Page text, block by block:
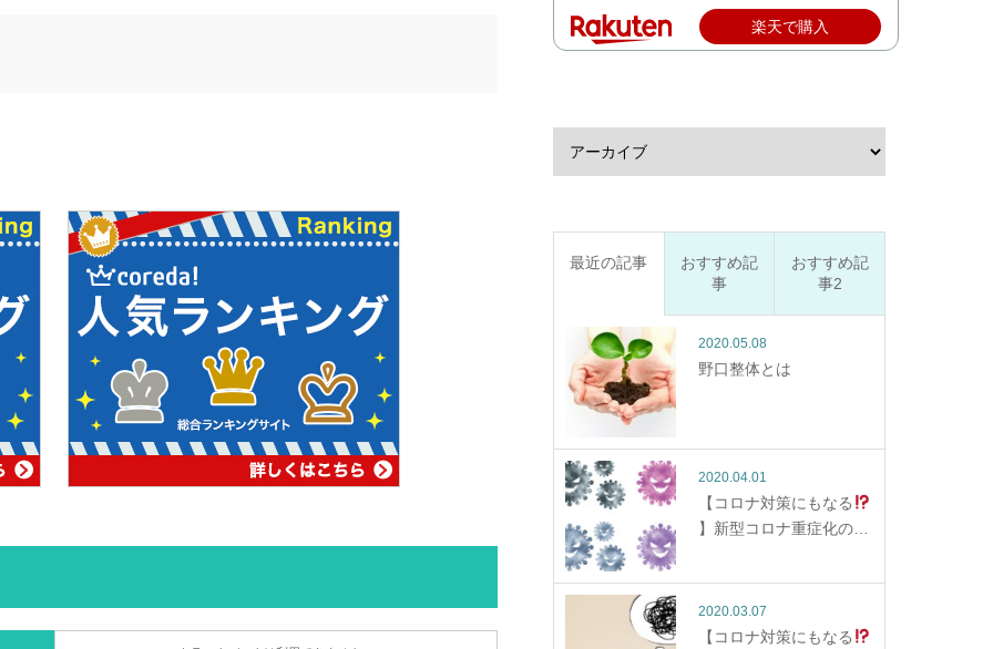
楽天で購入
最近の記事
おすすめ記
事
おすすめ記
事2
2020.05.08
野口整体とは
2020.04.01
【コロナ対策にもなる
】新型コロナ重症化の…
2020.03.07
【コロナ対策にもなる